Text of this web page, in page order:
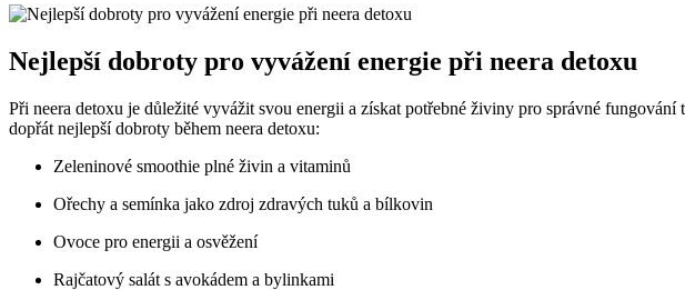
Nejlepší dobroty pro vyvážení energie při neera detoxu
Při neera detoxu je důležité vyvážit svou energii a získat potřebné živiny pro správné
dopřát nejlepší dobroty během neera detoxu:
Zeleninové smoothie plné živin a vitaminů
Ořechy a semínka jako zdroj zdravých tuků a bílkovin
Ovoce pro energii a osvěžení
Rajčatový salát s avokádem a bylinkami